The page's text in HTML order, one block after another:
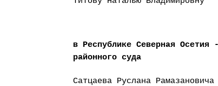
в Республике Северная Осетия
районного суда
Сатцаева Руслана Рамазановича